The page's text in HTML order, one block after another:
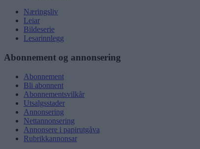
Næringsliv
Leiar
Bildeserie
Lesarinnlegg
Abonnement og annonsering
Abonnement
Bli abonnent
Abonnementsvilkår
Utsalgsstader
Annonsering
Nettannonsering
Annonsere i papirutgåva
Rubrikkannonsar